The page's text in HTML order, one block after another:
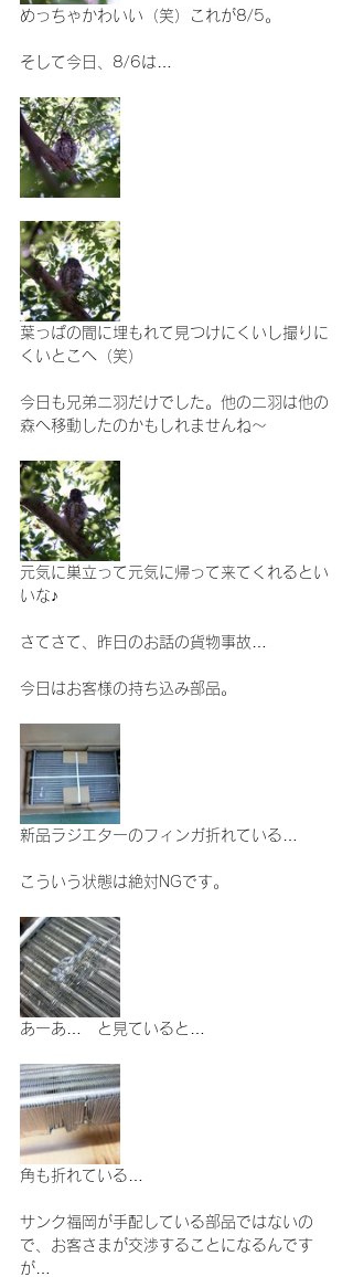
めっちゃかわいい（笑）これが8/5。
そして今日、8/6は…
葉っぱの間に埋もれて見つけにくいし撮りに
くいとこへ（笑）
今日も兄弟二羽だけでした。他の二羽は他の
森へ移動したのかもしれませんね～
元気に巣立って元気に帰って来てくれるとい
いな♪
さてさて、昨日のお話の貨物事故…
今日はお客様の持ち込み部品。
新品ラジエターのフィンガ折れている…
こういう状態は絶対NGです。
あーあ…　と見ていると…
角も折れている…
サンク福岡が手配している部品ではないの
で、お客さまが交渉することになるんです
が…